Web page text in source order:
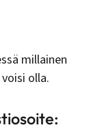
millainen
olla.